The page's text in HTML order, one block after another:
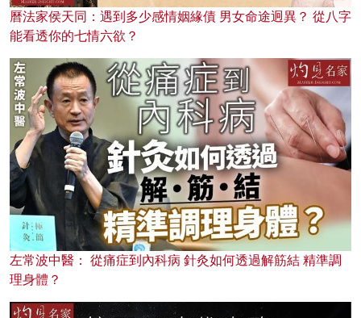
曆法家侯天同：遇到多少感情姻緣債 男女命途迥異？ 從八字
能看透你的七情六欲？
左常波中醫： 從痛症到內科病 針灸如何透過解筋結 精準調
理身體？